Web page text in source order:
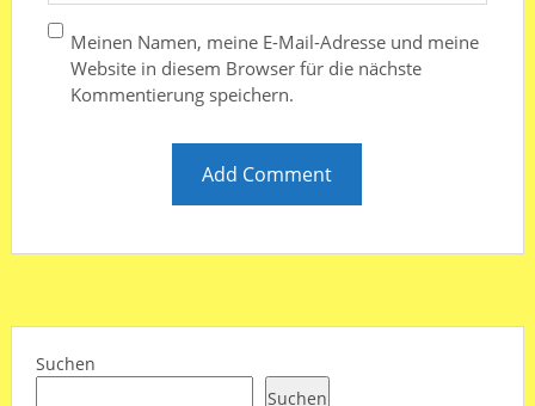
Meinen Namen, meine E-Mail-Adresse und meine
Website in diesem Browser für die nächste
Kommentierung speichern.
Suchen
Suchen